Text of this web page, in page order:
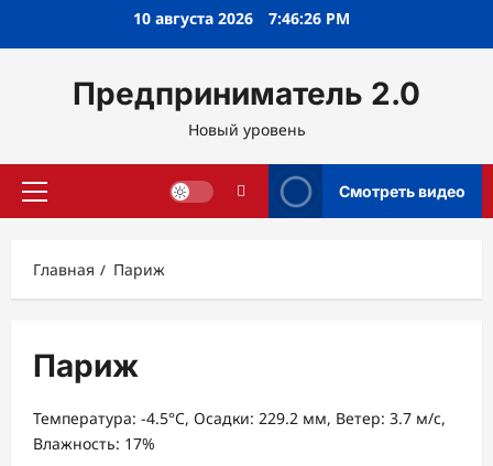
10 августа 2026 7:46:26 PM
Предприниматель 2.0
Новый уровень
Основное
Смотреть видео
Главная Париж
Париж
Температура: -4.5°C, Осадки: 229.2 мм, Ветер: 3.7 м/с,
Влажность: 17%